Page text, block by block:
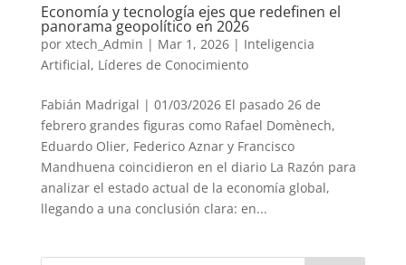
Economía y tecnología ejes que redefinen el
panorama geopolítico en 2026
por xtech_Admin | Mar 1, 2026| Inteligencia
Artificial, Líderes de Conocimiento
Fabián Madrigal | 01/03/2026 El pasado 26 de
febrero grandes figuras como Rafael Domènech,
Eduardo Olier, Federico Aznar y Francisco
Mandhuena coincidieron en el diario La Razón para
analizar el estado actual de la economía global,
llegando a una conclusión clara: en...